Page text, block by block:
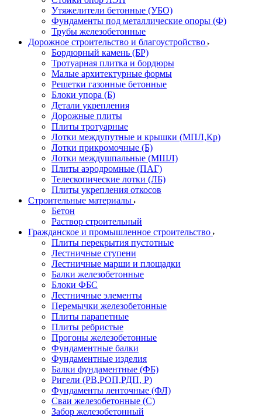
Утяжелители бетонные (УБО)
Фундаменты под металлические опоры (Ф)
Трубы железобетонные
Дорожное строительство и благоустройство
Бордюрный камень (БР)
Тротуарная плитка и бордюры
Малые архитектурные формы
Решетки газонные бетонные
Блоки упора (Б)
Детали укрепления
Дорожные плиты
Плиты тротуарные
Лотки междупутные и крышки (МПЛ,Кр)
Лотки прикромочные (Б)
Лотки междушпальные (МШЛ)
Плиты аэродромные (ПАГ)
Телескопические лотки (ЛБ)
Плиты укрепления откосов
Строительные материалы
Бетон
Раствор строительный
Гражданское и промышленное строительство
Плиты перекрытия пустотные
Лестничные ступени
Лестничные марши и площадки
Балки железобетонные
Блоки ФБС
Лестничные элементы
Перемычки железобетонные
Плиты парапетные
Плиты ребристые
Прогоны железобетонные
Фундаментные балки
Фундаментные изделия
Балки фундаментные (ФБ)
Ригели (РВ,РОП,РДП, Р)
Фундаменты ленточные (ФЛ)
Сваи железобетонные (С)
Забор железобетонный